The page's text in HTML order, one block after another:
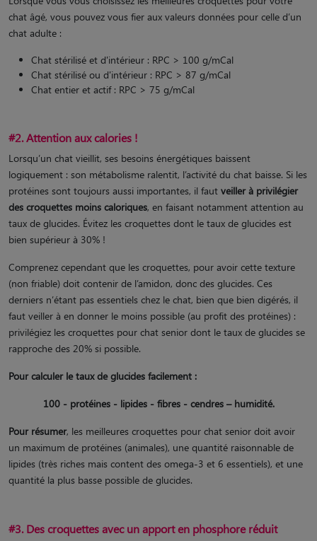
chat âgé, vous pouvez vous fier aux valeurs données pour celle d’un
chat adulte :
Chat stérilisé et d'intérieur : RPC > 100 g/mCal
Chat stérilisé ou d'intérieur : RPC > 87 g/mCal
Chat entier et actif : RPC > 75 g/mCal
#2. Attention aux calories !
Lorsqu’un chat vieillit, ses besoins énergétiques baissent
logiquement : son métabolisme ralentit, l’activité du chat baisse. Si les
protéines sont toujours aussi importantes, il faut veiller à privilégier
des croquettes moins caloriques, en faisant notamment attention au
taux de glucides. Évitez les croquettes dont le taux de glucides est
bien supérieur à 30% !
Comprenez cependant que les croquettes, pour avoir cette texture
(non friable) doit contenir de l’amidon, donc des glucides. Ces
derniers n’étant pas essentiels chez le chat, bien que bien digérés, il
faut veiller à en donner le moins possible (au profit des protéines) :
privilégiez les croquettes pour chat senior dont le taux de glucides se
rapproche des 20% si possible.
Pour calculer le taux de glucides facilement :
100 - protéines - lipides - fibres - cendres – humidité.
Pour résumer, les meilleures croquettes pour chat senior doit avoir
un maximum de protéines (animales), une quantité raisonnable de
lipides (très riches mais content des omega-3 et 6 essentiels), et une
quantité la plus basse possible de glucides.
#3. Des croquettes avec un apport en phosphore réduit